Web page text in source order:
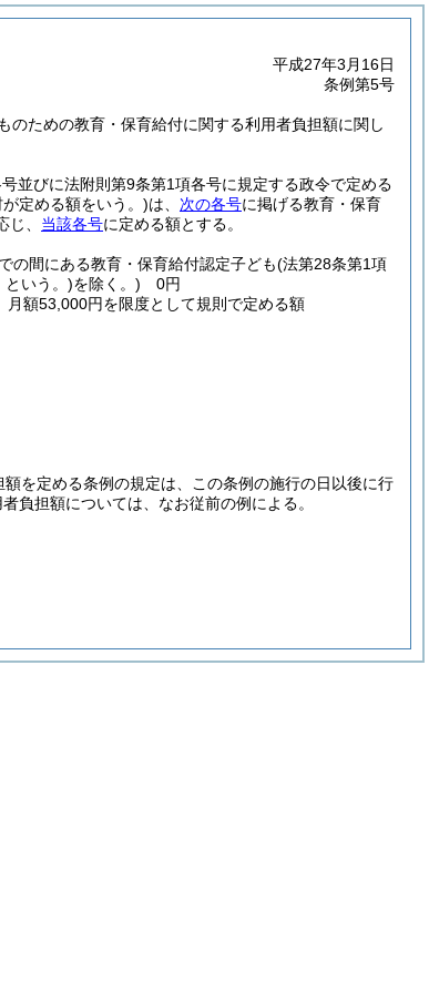
平成27年3月16日
条例第5号
のための教育・保育給付に関する利用者負担額に関し
並びに法附則第9条第1項各号に規定する政令で定める
定める額をいう。)は、 次の各号に掲げる教育・保育
じ、 当該各号に定める額とする。
の間にある教育・保育給付認定子ども(法第28条第1項
という。)を除く。) 0円
月額53,000円を限度として規則で定める額
を定める条例の規定は、この条例の施行の日以後に行
負担額については、なお従前の例による。